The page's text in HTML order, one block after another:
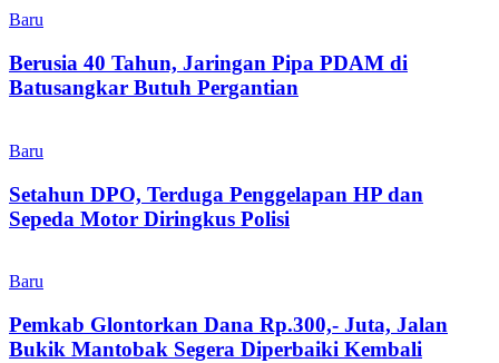
1481
Baru
Berusia 40 Tahun, Jaringan Pipa PDAM di
Batusangkar Butuh Pergantian
Baru
Setahun DPO, Terduga Penggelapan HP dan
Sepeda Motor Diringkus Polisi
Baru
Pemkab Glontorkan Dana Rp.300,- Juta, Jalan
Bukik Mantobak Segera Diperbaiki Kembali